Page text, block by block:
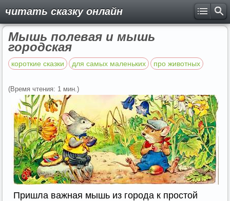
читать сказку онлайн
Мышь полевая и мышь
городская
короткие сказки для самых маленьких про животных
(Время чтения: 1 мин.)
Пришла важная мышь из города к простой